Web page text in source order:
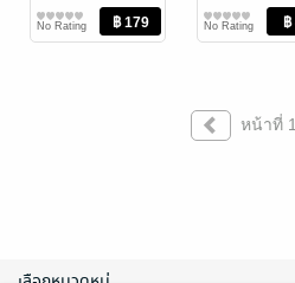
No Rating
สีชมพู
นิยายรัก
No Rating
หน้าที่ 1